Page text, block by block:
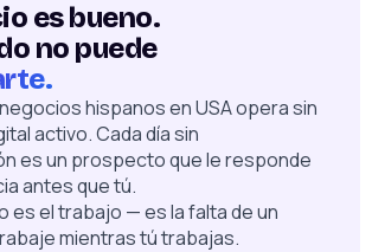
es bueno.
no puede
hispanos en USA opera sin
activo. Cada día sin
es un prospecto que le responde
antes que tú.
es el trabajo — es la falta de un
mientras tú trabajas.